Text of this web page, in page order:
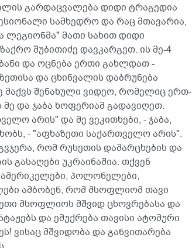
გარდაცვალება დიდი ტრაგედია
სამხედრო და რაც მთავარია,
ლეგიონმა" მათი სახით დიდი
შუბითიძე დავკარგეთ. ის მე-4
და ოცნება ერთი გახლდათ -
და ცხინვალის დაბრუნება
შენახული ვიდეო, რომელიც ერთ-
და ჯაბა ხოფერიამ გადავიღეთ.
არის" და მე ვეკითხები, - ჯაბა,
- "აფხაზეთი საქართველო არის".
რომ რუსეთის დამარცხების და
უკრაინაშია. თქვენ
პოლონელები,
ამბობენ, რომ მსოფლიომ თავი
მსოფლიოს მშვიდ ცხოვრებასა და
და ემუქრება თავისი ატომური
ვისაც მშვიდობა და განვითარება